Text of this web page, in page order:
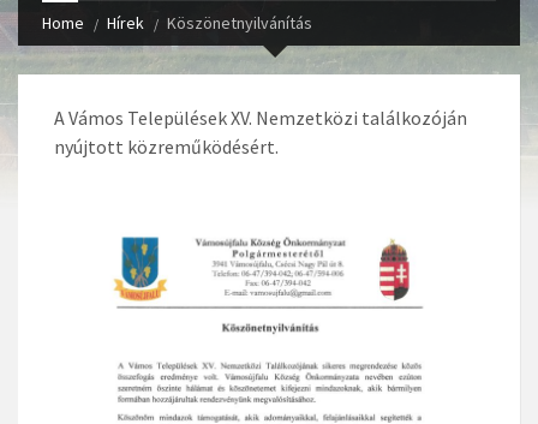
Home Hírek Köszönetnyilvánítás
A Vámos Települések XV. Nemzetközi találkozóján
nyújtott közreműködésért.